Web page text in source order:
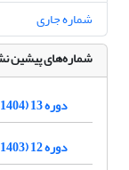
شماره جاری
شماره‌های پیشین
دوره 13 (1404)
دوره 12 (1403)